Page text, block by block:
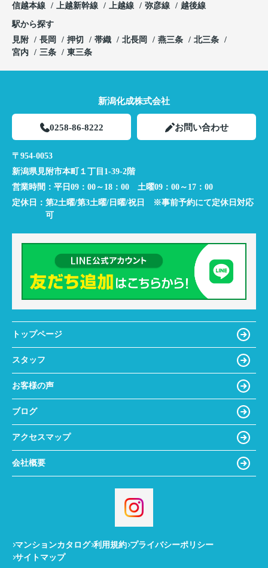
信越本線
上越新幹線 上越線 弥彦線 越後線
駅から探す
見附
長岡 押切 帯織 北長岡 燕三条
北三条
宮内
三条 東三条
新潟化成株式会社
0258-86-8222 お問い合わせ
〒954-0053
新潟県見附市本町１丁目1-39-2階
営業時間： 平日09：00～18：00 土曜09：00～17：00
定休日： 第2土曜/第3土曜/日曜/祝日 ※事前予約にて定休日対応
可
トップページ
スタッフ
お客様の声
ブログ
アクセスマップ
会社概要
マンションカタログ 利用規約 プライバシーポリシー
サイトマップ